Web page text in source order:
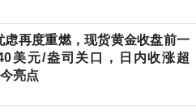
虑再度重燃，现货黄金收盘前一
美元/盎司关口，日内收涨超
亮点